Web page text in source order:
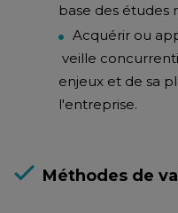
base des études
Acquérir ou
veille
enjeux et de sa
l'entreprise.
Méthodes de